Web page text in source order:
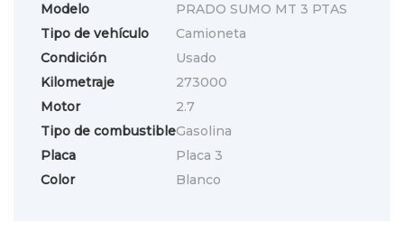
Modelo
PRADO SUMO MT 3 PTAS
Tipo de vehículo
Camioneta
Condición
Usado
Kilometraje
273000
Motor
2.7
Tipo de combustibleGasolina
Placa
Placa 3
Color
Blanco